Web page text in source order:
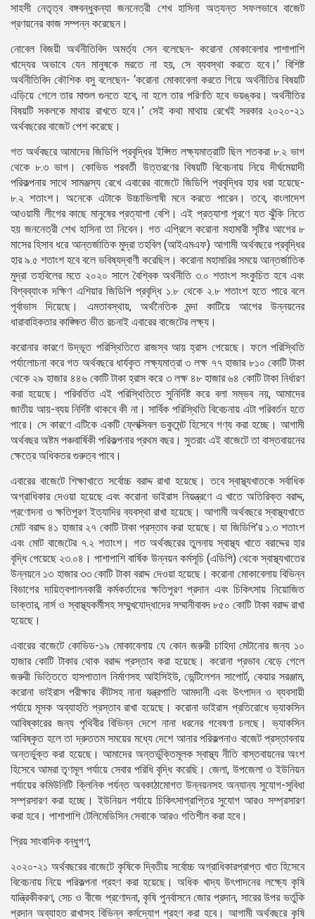
সাহসী নেতৃত্ব বঙ্গবন্ধুকন্যা জননেত্রী শেখ হাসিনা অত্যন্ত সফলভাবে বাজেট
প্রণয়নের কাজ সম্পন্ন করেছেন।
নোবেল বিজয়ী অর্থনীতিবিদ অমর্ত্য সেন বলেছেন- করোনা মোকাবেলার পাশাপাশি
খাদ্যের অভাবে যেন মানুষকে মরতে না হয়, সে ব্যবস্থা করতে হবে।’ বিশিষ্ট
অর্থনীতিবিদ কৌশিক বসু বলেছেন- ‘করোনা মোকাবেলা করতে গিয়ে অর্থনীতির বিষয়টি
এড়িয়ে গেলে তার মাশুল গুনতে হবে, না হলে তার পরিণতি হবে ভয়ঙ্কর। অর্থনীতির
বিষয়টি সকলকে মাথায় রাখতে হবে।’ সেই কথা মাথায় রেখেই সরকার ২০২০-২১
অর্থবছরের বাজেট পেশ করেছে।
গত অর্থবছরে আমাদের জিডিপি প্রবৃদ্ধির ইপ্সিত লক্ষ্যমাত্রাটি ছিল শতকরা ৮.২ ভাগ
থেকে ৮.৩ ভাগ। কোভিড পরবর্তী উত্তরণের বিষয়টি বিবেচনায় নিয়ে দীর্ঘমেয়াদী
পরিকল্পনার সাথে সামঞ্জস্য রেখে এবারের বাজেটে জিডিপি প্রবৃদ্ধির হার ধরা হয়েছে-
৮.২ শতাংশ। অনেকে এটাকে উচ্চাভিলাষী মনে করতে পারেন। তবে, বাংলাদেশ
আওয়ামী লীগের কাছে মানুষের প্রত্যাশা বেশি। এই প্রত্যাশা পূরণে যত ঝুঁকি নিতে
হয় জননেত্রী শেখ হাসিনা তা নিবেন। গত এপ্রিলে করোনা মহামারী সৃষ্টির আগের ৮
মাসের হিসাব ধরে আন্তর্জাতিক মুদ্রা তহবিল (আইএমএফ) আগামী অর্থবছরে প্রবৃদ্ধির
হার ৯.৫ শতাংশ হবে বলে ভবিষ্যদ্বাণী করেছিল। করোনা মহামারির সময়ে আন্তর্জাতিক
মুদ্রা তহবিলের মতে ২০২০ সালে বৈশ্বিক অর্থনীতি ৩.০ শতাংশ সংকুচিত হবে এবং
বিশ্বব্যাংক দক্ষিণ এশিয়ার জিডিপি প্রবৃদ্ধি ১.৮ থেকে ২.৮ শতাংশ হতে পারে বলে
পূর্বাভাস দিয়েছে। এমতাবস্থায়, অর্থনৈতিক মন্দা কাটিয়ে আগের উন্নয়নের
ধারাবাহিকতার কাঙ্ক্ষিত ভীত রচনাই এবারের বাজেটের লক্ষ্য।
করোনার কারণে উদ্ভূত পরিস্থিতিতে রাজস্ব আয় হ্রাস পেয়েছে। ফলে পরিস্থিতি
পর্যালোচনা করে গত অর্থবছরে ধার্যকৃত লক্ষ্যমাত্রা ৩ লক্ষ ৭৭ হাজার ৮১০ কোটি টাকা
থেকে ২৯ হাজার ৪৪৬ কোটি টাকা হ্রাস করে ৩ লক্ষ ৪৮ হাজার ৬৪ কোটি টাকা নির্ধারণ
করা হয়েছে। পরিবর্তিত এই পরিস্থিতিতে সুনির্দিষ্ট করে বলা সম্ভব নয়, আমাদের
জাতীয় আয়-ব্যয় নির্দিষ্ট থাকবে কী না। সার্বিক পরিস্থিতি বিবেচনায় এটা পরিবর্তন হতে
পারে। সে কারণে এটিকে একটি ফ্লেক্সিবল ডকুমেন্ট হিসেবে গণ্য করা হচ্ছে। আগামী
অর্থবছর অষ্টম পঞ্চবার্ষিকী পরিকল্পনার প্রথম বছর। সুতরাং এই বাজেটে তা বাস্তবায়নের
ক্ষেত্রে অধিকতর গুরুত্ব পাবে।
এবারের বাজেটে শিক্ষাখাতে সর্বোচ্চ বরাদ্দ রাখা হয়েছে। তবে স্বাস্থ্যখাতকে সর্বাধিক
অগ্রাধিকার দেওয়া হয়েছে এবং করোনা ভাইরাস নিয়ন্ত্রণে এ খাতে অতিরিক্ত বরাদ্দ,
প্রণোদনা ও ক্ষতিপূরণ ইত্যাদির ব্যবস্থা রাখা হয়েছে। আগামী অর্থবছরে স্বাস্থ্যখাতে
মোট বরাদ্দ ৪১ হাজার ২৭ কোটি টাকা প্রস্তাব করা হয়েছে। যা জিডিপি’র ১.৩ শতাংশ
এবং মোট বাজেটের ৭.২ শতাংশ। গত অর্থবছরের তুলনায় স্বাস্থ্য খাতে বরাদ্দের হার
বৃদ্ধি পেয়েছে ২৩.০৪। পাশাপাশি বার্ষিক উন্নয়ন কর্মসূচি (এডিপি) থেকে স্বাস্থ্যখাতের
উন্নয়নে ১৩ হাজার ৩৩ কোটি টাকা বরাদ্দ দেওয়া হয়েছে। করোনা মোকাবেলায় বিভিন্ন
বিভাগের দায়িত্বপালনকারী কর্মকর্তাদের ক্ষতিপূরণ প্রদান এবং চিকিৎসায় নিয়োজিত
ডাক্তার, নার্স ও স্বাস্থ্যকর্মীসহ সম্মুখযোদ্ধাদের সম্মানীবাবদ ৮৫০ কোটি টাকা বরাদ্দ রাখা
হয়েছে।
এবারের বাজেটে কোভিড-১৯ মোকাবেলায় যে কোন জরুরী চাহিদা মেটানোর জন্য ১০
হাজার কোটি টাকার থোক বরাদ্দ প্রস্তাব করা হয়েছে। করোনা প্রভাব বেড়ে গেলে
জরুরী ভিত্তিতে হাসপাতাল নির্মাণসহ আইসিইউ, ভেন্টিলেশন সাপোর্ট, কেয়ার সরঞ্জাম,
করোনা ভাইরাস পরীক্ষার কীটসহ নানা যন্ত্রপাতি আমদানী এবং উৎপাদন ও ব্যবসায়ী
পর্যায়ে মূসক অব্যাহতি প্রস্তাব রাখা হয়েছে। করোনা ভাইরাস প্রতিরোধে ভ্যাকসিন
আবিষ্কারের জন্য পৃথিবীর বিভিন্ন দেশে নানা ধরনের গবেষণা চলছে। ভ্যাকসিন
আবিষ্কৃত হলে তা দ্রুততম সময়ের মধ্যে দেশে আনার পরিকল্পনাও বাজেট প্রস্তাবনায়
অন্তর্ভুক্ত করা হয়েছে। আমাদের অন্তর্ভুক্তিমূলক স্বাস্থ্য নীতি বাস্তবায়নের অংশ
হিসেবে আমরা তৃণমূল পর্যায়ে সেবার পরিধি বৃদ্ধি করেছি। জেলা, উপজেলা ও ইউনিয়ন
পর্যায়ের কমিউনিটি ক্লিনিক পর্যন্ত অবকাঠামোগত উন্নয়নসহ অন্যান্য সুযোগ-সুবিধা
সম্প্রসারণ করা হচ্ছে। ইউনিয়ন পর্যায়ে চিকিৎসাপ্রাপ্তির সুযোগ আরও সম্প্রসারণ
করা হবে। পাশাপাশি টেলিমেডিসিন সেবাকে আরও গতিশীল করা হবে।
প্রিয় সাংবাদিক বন্ধুগণ,
২০২০-২১ অর্থবছরের বাজেটে কৃষিকে দ্বিতীয় সর্বোচ্চ অগ্রাধিকারপ্রাপ্ত খাত হিসেবে
বিবেচনায় নিয়ে পরিকল্পনা গ্রহণ করা হয়েছে। অধিক খাদ্য উৎপাদনের লক্ষ্যে কৃষি
যান্ত্রিকীকরণ, সেচ ও বীজে প্রণোদনা, কৃষি পুনর্বাসনে জোর প্রদান, সারের উপর ভর্তুকি
প্রদান অব্যাহত রাখাসহ বিভিন্ন কর্মদ্যোগ গ্রহণ করা হবে। আগামী অর্থবছরে কৃষি